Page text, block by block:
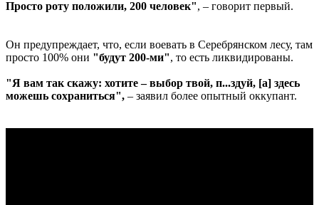
Просто роту положили, 200 человек", – говорит первый.
Он предупреждает, что, если воевать в Серебрянском лесу, там
просто 100% они "будут 200-ми", то есть ликвидированы.
"Я вам так скажу: хотите – выбор твой, п...здуй, [а] здесь
можешь сохраниться", – заявил более опытный оккупант.